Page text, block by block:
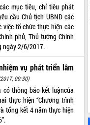
mục tiêu, chỉ tiêu phát
cầu Chủ tịch UBND các
tổ chức thực hiện các
phủ, Thủ tướng Chính
ngày 2/6/2017.
vụ phát triển lâm
09:30)
có thông báo kết luậncủa
thực hiện “Chương trình
tổng kết 4 năm thực hiện